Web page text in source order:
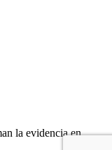
la evidencia en